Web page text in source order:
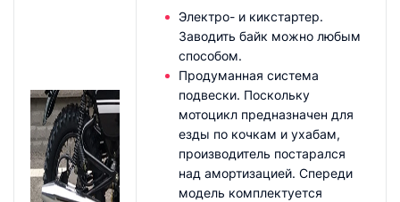
Электро- и кикстартер.
Заводить байк можно любым
способом.
Продуманная система
подвески. Поскольку
мотоцикл предназначен для
езды по кочкам и ухабам,
производитель постарался
над амортизацией. Спереди
модель комплектуется